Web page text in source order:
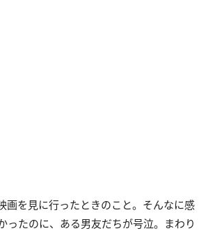
画を見に行ったときのこと。そんなに感
ったのに、ある男友だちが号泣。まわり